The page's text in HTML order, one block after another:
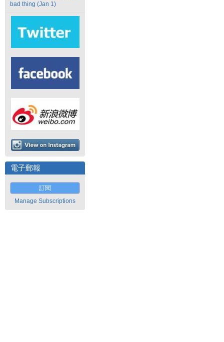
bad thing (Jan 1)
電子郵報
訂閱
Manage Subscriptions